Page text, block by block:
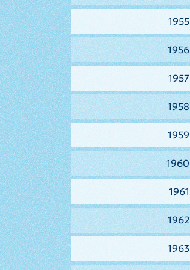
1955
1956
1957
1958
1959
1960
1961
1962
1963